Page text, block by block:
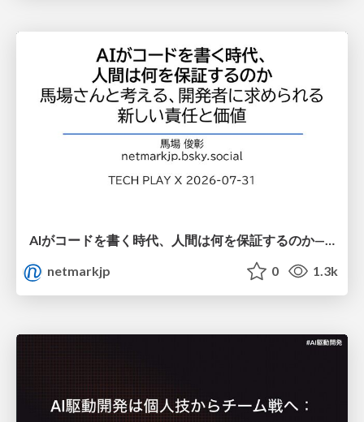
AIがコードを書く時代、人間は何を保証するのか———馬場さんと考える、開発者に求められる新しい責任と価値 - TECH PLAY
netmarkjp
0 1.3k